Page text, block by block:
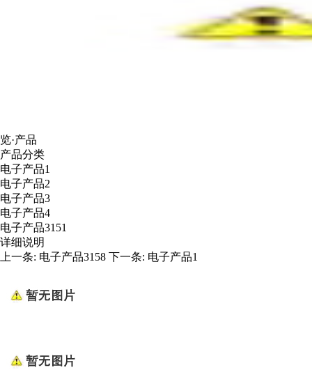
览·产品
产品分类
电子产品1
电子产品2
电子产品3
电子产品4
电子产品3151
详细说明
上一条: 电子产品3158 下一条: 电子产品1